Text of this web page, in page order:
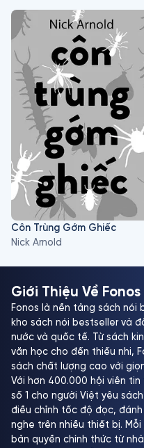
Côn Trùng Gớm Ghiếc
Nick Arnold
Giới Thiệu Về Fonos
Fonos là nền tảng sách nói
kho sách nói bestseller và
nước và quốc tế. Từ sách
văn học cho đến thiếu nhi,
sách chất lượng cao với
Với hơn 400.000 hội viên
số 1 cho người Việt yêu
điều chỉnh tốc độ đọc,
nghe trên nhiều thiết bị.
bản quyền chính thức từ